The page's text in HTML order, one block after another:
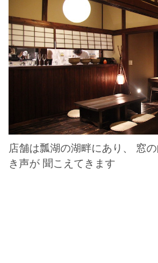
店舗は瓢湖の湖畔にあり、 窓
き声が 聞こえてきます